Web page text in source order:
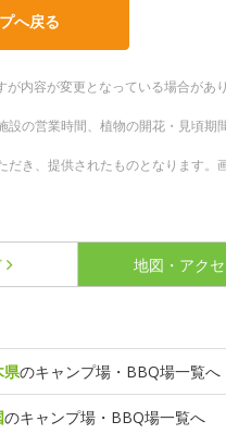
へ戻る
内容が変更となっている場合があ
の営業時間、植物の開花・見頃期
き、提供されたものとなります。
地図・アク
県のキャンプ場・BBQ場一覧へ
のキャンプ場・BBQ場一覧へ